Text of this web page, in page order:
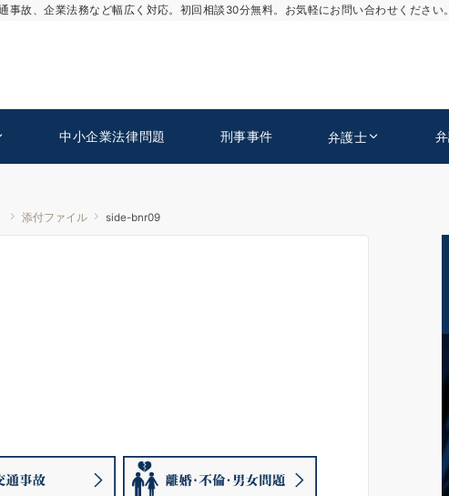
故、企業法務など幅広く対応。初回相談30分無料。お気軽にお問い合わせください。
中小企業法律問題 刑事事件 弁護士
添付ファイル side-bnr09